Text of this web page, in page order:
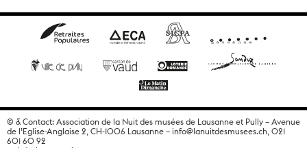
© & Contact: Association de la Nuit des musées de Lausanne et Pully – Avenue
de l’Eglise-Anglaise 2, CH-1006 Lausanne – info@lanuitdesmusees.ch, 021
601 60 92